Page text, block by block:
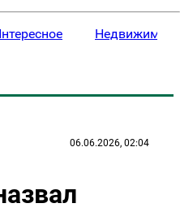
06.06.2026, 02:04